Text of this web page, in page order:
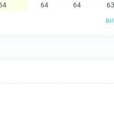
64 64 63